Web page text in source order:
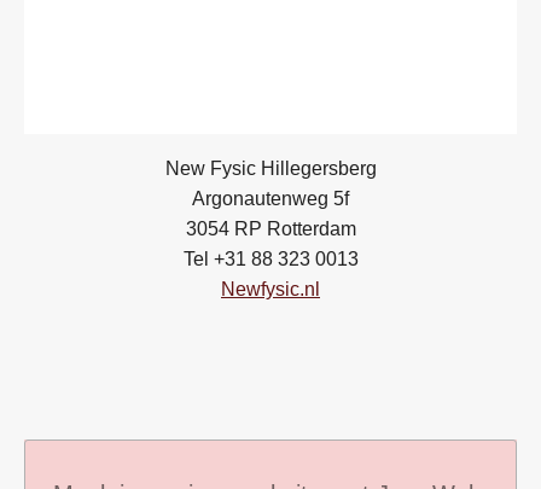
New Fysic Hillegersberg
Argonautenweg 5f
3054 RP Rotterdam
Tel +31 88 323 0013
Newfysic.nl